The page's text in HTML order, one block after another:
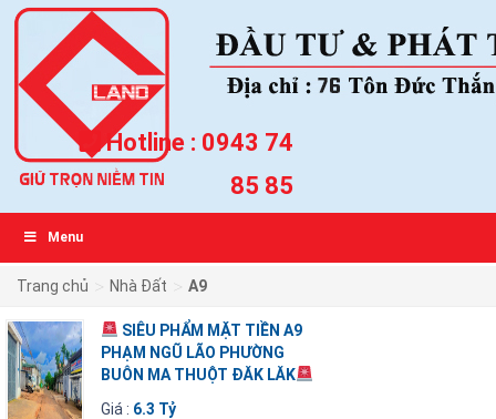
Hotline : 0943 74
85 85
Menu
Trang chủ Nhà Đất A9
SIÊU PHẨM MẶT TIỀN A9
PHẠM NGŨ LÃO PHƯỜNG
BUÔN MA THUỘT ĐĂK LĂK
Giá : 6.3 Tỷ